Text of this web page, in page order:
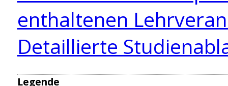
enthaltenen
Detaillierte
Legende